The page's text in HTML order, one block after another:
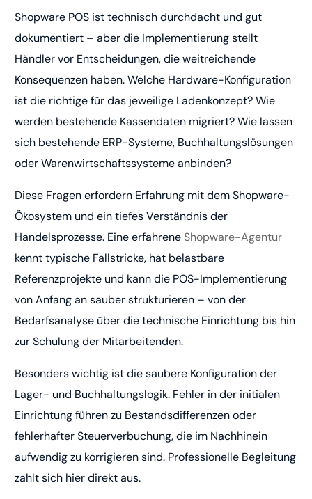
Shopware POS ist technisch durchdacht und gut
dokumentiert – aber die Implementierung stellt
Händler vor Entscheidungen, die weitreichende
Konsequenzen haben. Welche Hardware-Konfiguration
ist die richtige für das jeweilige Ladenkonzept? Wie
werden bestehende Kassendaten migriert? Wie lassen
sich bestehende ERP-Systeme, Buchhaltungslösungen
oder Warenwirtschaftssysteme anbinden?
Diese Fragen erfordern Erfahrung mit dem Shopware-
Ökosystem und ein tiefes Verständnis der
Handelsprozesse. Eine erfahreneShopware-Agentur
kennt typische Fallstricke, hat belastbare
Referenzprojekte und kann die POS-Implementierung
von Anfang an sauber strukturieren – von der
Bedarfsanalyse über die technische Einrichtung bis hin
zur Schulung der Mitarbeitenden.
Besonders wichtig ist die saubere Konfiguration der
Lager- und Buchhaltungslogik. Fehler in der initialen
Einrichtung führen zu Bestandsdifferenzen oder
fehlerhafter Steuerverbuchung, die im Nachhinein
aufwendig zu korrigieren sind. Professionelle Begleitung
zahlt sich hier direkt aus.